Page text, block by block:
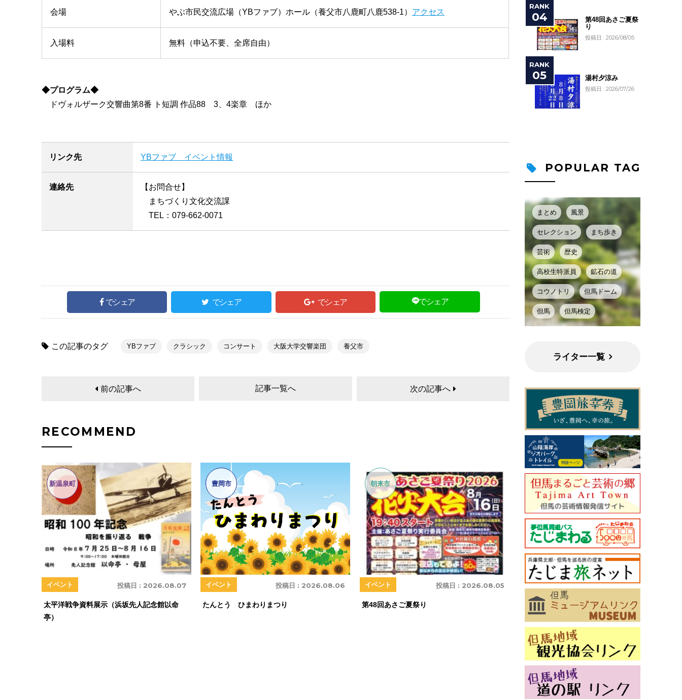
会場 やぶ市民交流広場（YBファブ）ホール（養父市八鹿町八鹿538-1） アクセス
入場料 無料（申込不要、全席自由）
◆プログラム◆
ドヴォルザーク交響曲第8番 ト短調 作品88 3、4楽章 ほか
リンク先 YBファブ イベント情報
連絡先
【お問合せ】
まちづくり文化交流課
TEL：079-662-0071
でシェア でシェア でシェア でシェア
この記事のタグ YBファブ クラシック コンサート 大阪大学交響楽団 養父市
前の記事へ 記事一覧へ 次の記事へ
RECOMMEND
新温泉町
投稿日 : 2026.08.07
イベント
太平洋戦争資料展示（浜坂先人記念館以命
亭）
豊岡市
投稿日 : 2026.08.06
イベント
たんとう ひまわりまつり
朝来市
投稿日 : 2026.08.05
イベント
第48回あさご夏祭り
第48回あさご夏祭
り
投稿日 : 2026/08/05
湯村夕涼み
投稿日 : 2026/07/26
POPULAR TAG
まとめ 風景
セレクション まち歩き
芸術 歴史
高校生特派員 鉱石の道
コウノトリ 但馬ドーム
但馬 但馬検定
ライター一覧